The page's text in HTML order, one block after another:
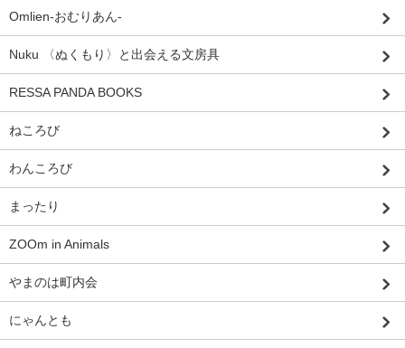
Omlien-おむりあん-
Nuku 〈ぬくもり〉と出会える文房具
RESSA PANDA BOOKS
ねころび
わんころび
まったり
ZOOm in Animals
やまのは町内会
にゃんとも